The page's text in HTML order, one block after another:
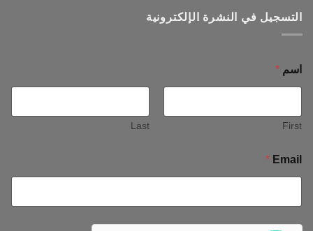
التسجيل في النشرة الإلكترونية
اسم *
First
Last
Email
*